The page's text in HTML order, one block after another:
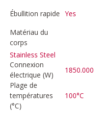
Ébullition rapide Yes
Matériau du
corps
Stainless Steel
Connexion
électrique (W)
1850.000
Plage de
températures
(°C)
100°C